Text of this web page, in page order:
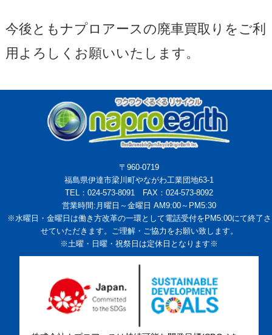
今後ともナプロアースの廃車買取りをご利
用よろしくお願いいたします。
〒960-0719
福島県伊達市梁川町やながわ工業団地63-1
TEL：024-573-8091 FAX：024-573-8092
営業時間:月曜日～金曜日 AM9:00～PM5:30
※水曜日・金曜日は働き方改革の一環として電話受付をPM5:00にて終了さ
せていただきます。ご理解・ご協力をお願い致します。
※土曜・日曜・祝祭日は定休日となります※